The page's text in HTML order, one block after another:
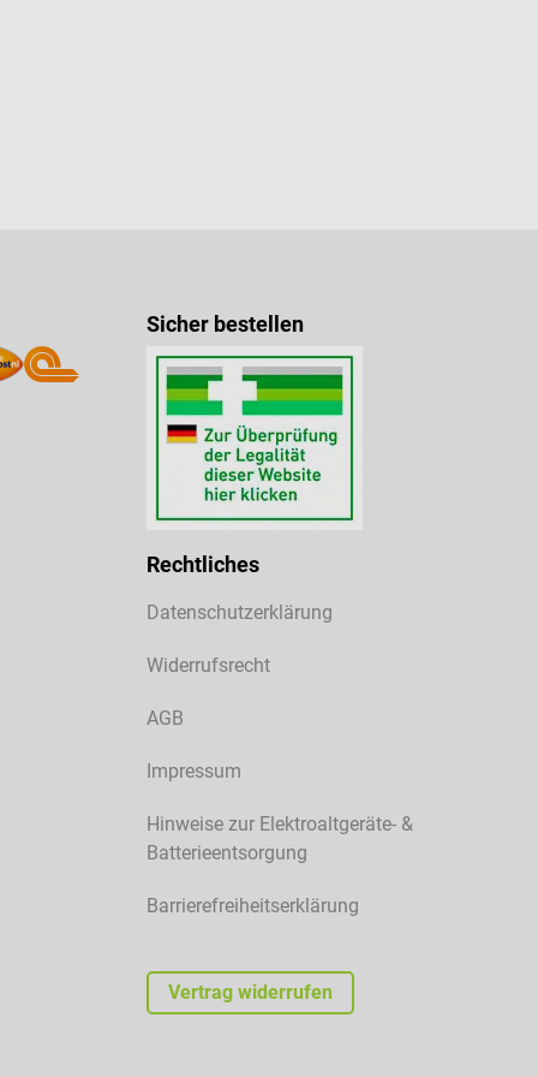
Sicher bestellen
Rechtliches
Datenschutzerklärung
Widerrufsrecht
AGB
Impressum
Hinweise zur Elektroaltgeräte- &
Batterieentsorgung
Barrierefreiheitserklärung
Vertrag widerrufen